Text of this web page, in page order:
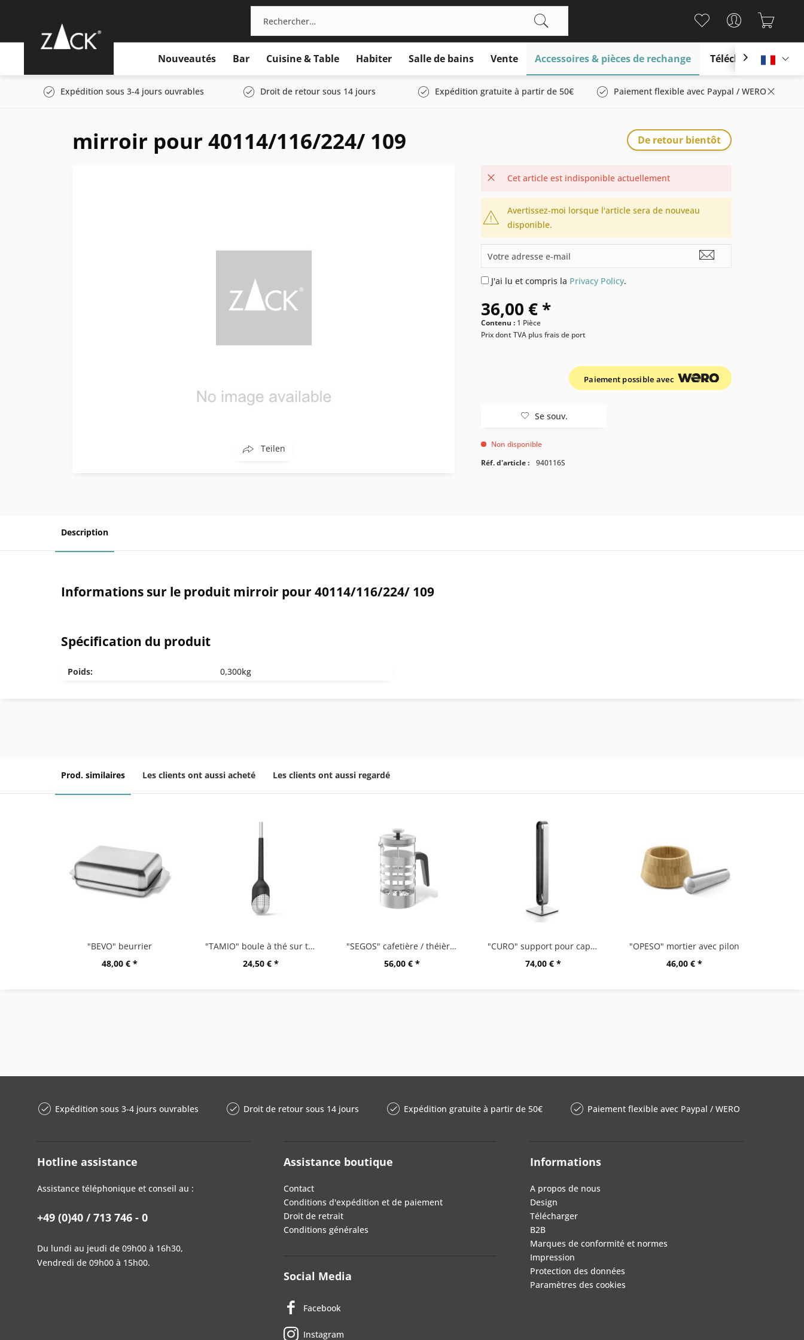
Nouveautés Bar Cuisine & Table Habiter Salle de bains Vente Accessoires & pièces de rechange Télécharger

Expédition sous 3-4 jours ouvrables Droit de retour sous 14 jours Expédition gratuite à partir de 50€ Paiement flexible avec Paypal / WERO
mirroir pour 40114/116/224/ 109 De retour bientôt
Teilen
Cet article est indisponible actuellement
Avertissez-moi lorsque l'article sera de nouveau
disponible.
J'ai lu et compris la Privacy Policy.
36,00 € *
Contenu : 1 Pièce
Prix dont TVA plus frais de port
Paiement possible avec
Se souv.
Non disponible
Réf. d'article :
940116S
Description
Informations sur le produit mirroir pour 40114/116/224/ 109
Spécification du produit
Poids: 0,300kg
Prod. similaires Les clients ont aussi acheté Les clients ont aussi regardé
"BEVO" beurrier
48,00 € *
"TAMIO" boule à thé sur tige
24,50 € *
"SEGOS" cafetière / théièreà piston
56,00 € *
"CURO" support pour capsules
74,00 € *
"OPESO" mortier avec pilon
46,00 € *
Expédition sous 3-4 jours ouvrables Droit de retour sous 14 jours Expédition gratuite à partir de 50€ Paiement flexible avec Paypal / WERO
Hotline assistance
Assistance téléphonique et conseil au :
+49 (0)40 / 713 746 - 0
Du lundi au jeudi de 09h00 à 16h30,
Vendredi de 09h00 à 15h00.
Assistance boutique
Contact
Conditions d'expédition et de paiement
Droit de retrait
Conditions générales
Social Media
Facebook
Instagram
Informations
A propos de nous
Design
Télécharger
B2B
Marques de conformité et normes
Impression
Protection des données
Paramètres des cookies